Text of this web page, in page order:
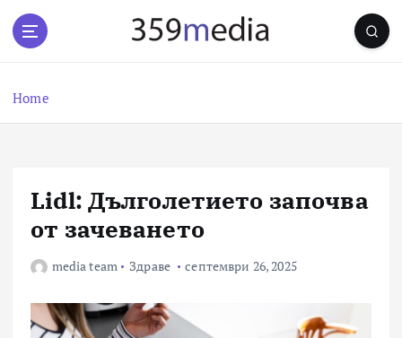
Home
Lidl: Дълголетието започва
от зачеването
media team Здраве септември 26, 2025